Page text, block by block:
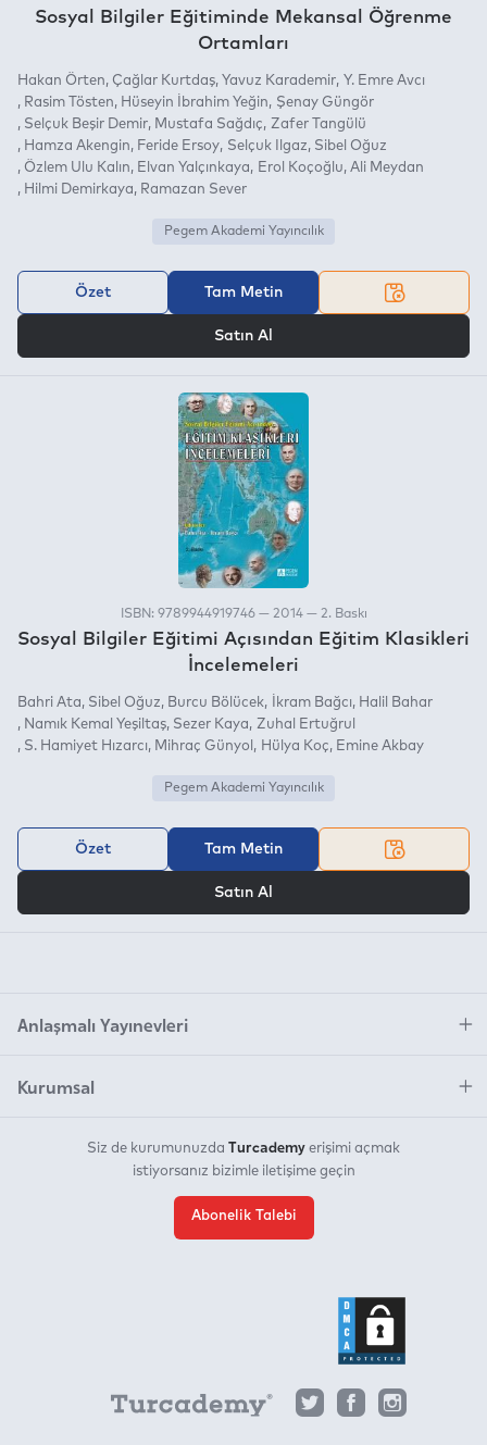
Sosyal Bilgiler Eğitiminde Mekansal Öğrenme
Ortamları
Hakan Örten Çağlar Kurtdaş Yavuz Karademir
Y. Emre Avcı
Rasim Tösten
Hüseyin İbrahim Yeğin
Şenay Güngör
Selçuk Beşir Demir
Mustafa Sağdıç
Zafer Tangülü
Hamza Akengin
Feride Ersoy Selçuk Ilgaz
Sibel Oğuz
Özlem Ulu Kalın
Elvan Yalçınkaya Erol Koçoğlu Ali Meydan
Hilmi Demirkaya
Ramazan Sever
Pegem Akademi Yayıncılık
Özet Tam Metin
Satın Al
ISBN: 9789944919746 — 2014 — 2. Baskı
Sosyal Bilgiler Eğitimi Açısından Eğitim Klasikleri
İncelemeleri
Bahri Ata Sibel Oğuz Burcu Bölücek İkram Bağcı
Halil Bahar
Namık Kemal Yeşiltaş Sezer Kaya
Zuhal Ertuğrul
S. Hamiyet Hızarcı
Mihraç Günyol Hülya Koç Emine Akbay
Pegem Akademi Yayıncılık
Özet Tam Metin
Satın Al
Anlaşmalı Yayınevleri
Kurumsal
Siz de kurumunuzda Turcademy erişimi açmak
istiyorsanız bizimle iletişime geçin
Abonelik Talebi